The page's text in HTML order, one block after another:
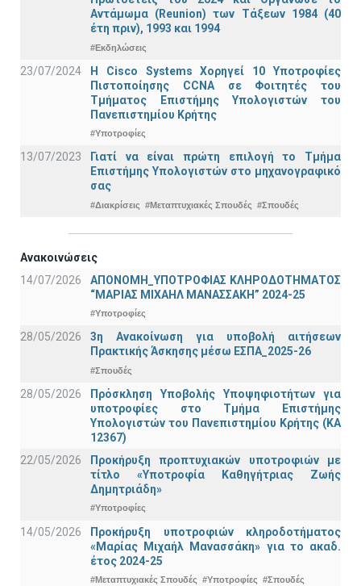
Αντάμωμα (Reunion) των Τάξεων 1984 (40
έτη πριν), 1993 και 1994
#Εκδηλώσεις
23/07/2024
Η Cisco Systems Χορηγεί 10 Υποτροφίες
Πιστοποίησης CCNA σε Φοιτητές του
Τμήματος Επιστήμης Υπολογιστών του
Πανεπιστημίου Κρήτης
#Υποτροφίες
13/07/2023
Γιατί να είναι πρώτη επιλογή το Τμήμα
Επιστήμης Υπολογιστών στο μηχανογραφικό
σας
#Διακρίσεις #Μεταπτυχιακές Σπουδές #Σπουδές
Ανακοινώσεις
14/07/2026
ΑΠΟΝΟΜΗ_ΥΠΟΤΡΟΦΙΑΣ ΚΛΗΡΟΔΟΤΗΜΑΤΟΣ
“ΜΑΡΙΑΣ ΜΙΧΑΗΛ ΜΑΝΑΣΣΑΚΗ” 2024-25
#Υποτροφίες
28/05/2026
3η Ανακοίνωση για υποβολή αιτήσεων
Πρακτικής Άσκησης μέσω ΕΣΠΑ_2025-26
#Σπουδές
28/05/2026
Πρόσκληση Υποβολής Υποψηφιοτήτων για
υποτροφίες στο Τμήμα Επιστήμης
Υπολογιστών του Πανεπιστημίου Κρήτης (ΚΑ
12367)
22/05/2026
Προκήρυξη προπτυχιακών υποτροφιών με
τίτλο «Υποτροφία Καθηγήτριας Ζωής
Δημητριάδη»
#Υποτροφίες
14/05/2026
Προκήρυξη υποτροφιών κληροδοτήματος
«Μαρίας Μιχαήλ Μανασσάκη» για το ακαδ.
έτος 2024-25
#Μεταπτυχιακές Σπουδές #Υποτροφίες #Σπουδές